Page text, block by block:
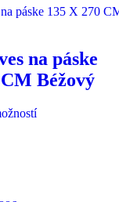
na páske
Béžový